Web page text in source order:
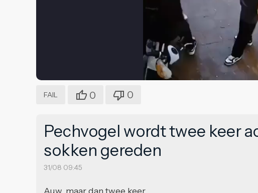
FAIL 0 0
Pechvogel wordt twee keer
sokken gereden
31/08 09:45